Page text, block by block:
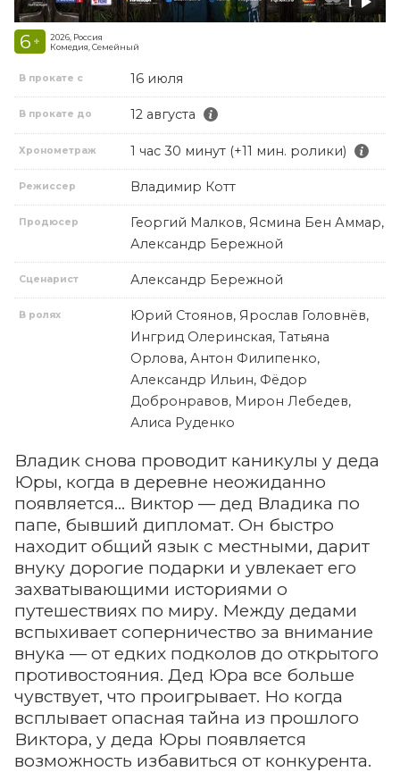
6 +
2026, Россия
Комедия, Семейный
В прокате с 16 июля
В прокате до 12 августа
Хронометраж 1 час 30 минут (+11 мин. ролики)
Режиссер Владимир Котт
Продюсер
Георгий Малков, Ясмина Бен Аммар,
Александр Бережной
Сценарист Александр Бережной
В ролях
Юрий Стоянов, Ярослав Головнёв,
Ингрид Олеринская, Татьяна
Орлова, Антон Филипенко,
Александр Ильин, Фёдор
Добронравов, Мирон Лебедев,
Алиса Руденко
Владик снова проводит каникулы у деда
Юры, когда в деревне неожиданно
появляется… Виктор — дед Владика по
папе, бывший дипломат. Он быстро
находит общий язык с местными, дарит
внуку дорогие подарки и увлекает его
захватывающими историями о
путешествиях по миру. Между дедами
вспыхивает соперничество за внимание
внука — от едких подколов до открытого
противостояния. Дед Юра все больше
чувствует, что проигрывает. Но когда
всплывает опасная тайна из прошлого
Виктора, у деда Юры появляется
возможность избавиться от конкурента.